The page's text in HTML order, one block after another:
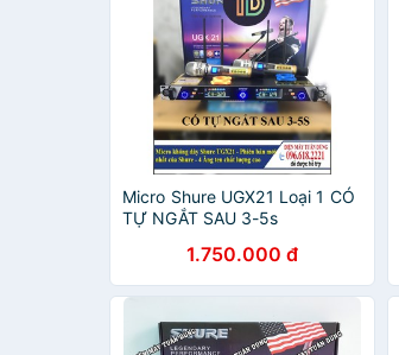
Micro Shure UGX21 Loại 1 CÓ
TỰ NGẮT SAU 3-5s
1.750.000 đ